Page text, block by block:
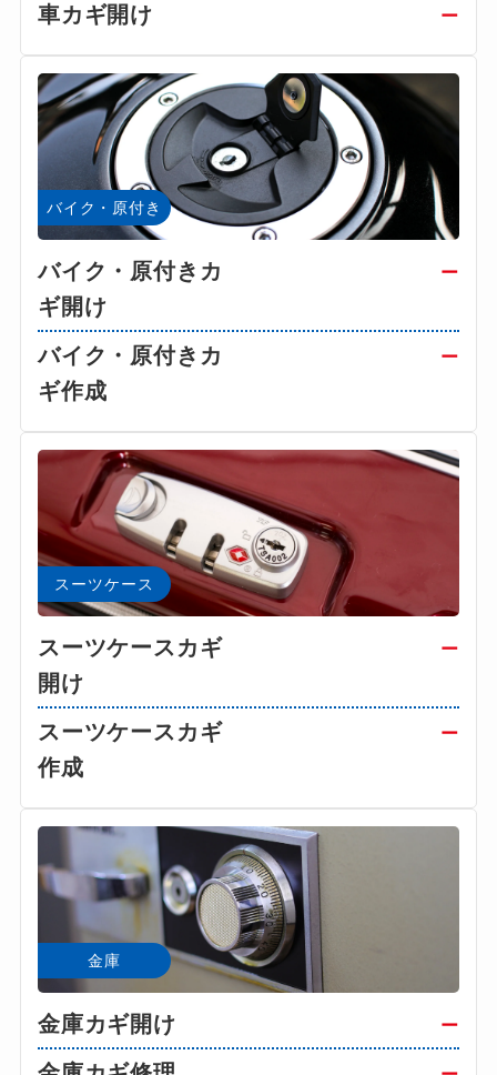
車カギ開け ー
バイク・原付き
バイク・原付きカ
ギ開け
ー
バイク・原付きカ
ギ作成
ー
スーツケース
スーツケースカギ
開け
ー
スーツケースカギ
作成
ー
金庫
金庫カギ開け ー